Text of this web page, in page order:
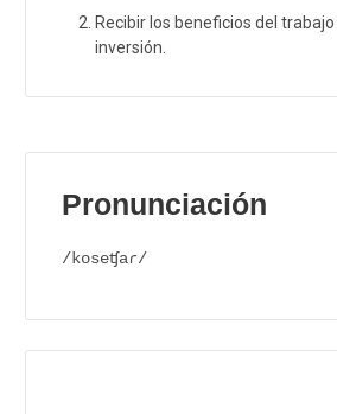
Recibir los beneficios del
inversión.
Pronunciación
/koseʧaɾ/